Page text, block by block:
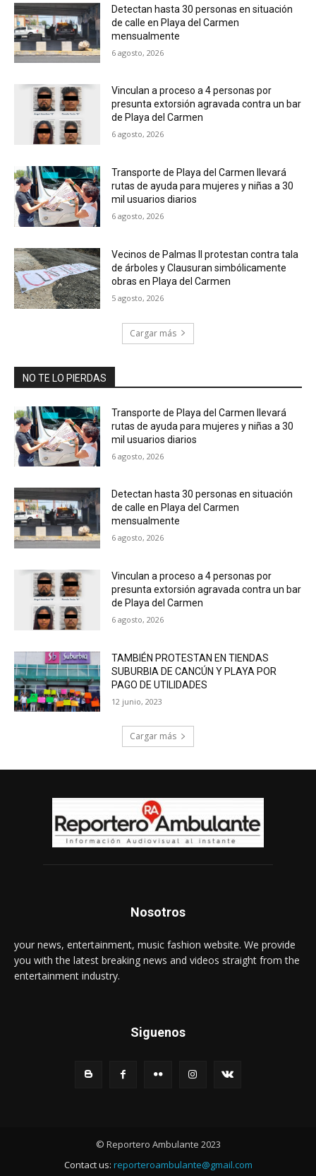
Detectan hasta 30 personas en situación
de calle en Playa del Carmen
mensualmente
6 agosto, 2026
Vinculan a proceso a 4 personas por
presunta extorsión agravada contra un bar
de Playa del Carmen
6 agosto, 2026
Transporte de Playa del Carmen llevará
rutas de ayuda para mujeres y niñas a 30
mil usuarios diarios
6 agosto, 2026
Vecinos de Palmas II protestan contra tala
de árboles y Clausuran simbólicamente
obras en Playa del Carmen
5 agosto, 2026
Cargar más
NO TE LO PIERDAS
Transporte de Playa del Carmen llevará
rutas de ayuda para mujeres y niñas a 30
mil usuarios diarios
6 agosto, 2026
Detectan hasta 30 personas en situación
de calle en Playa del Carmen
mensualmente
6 agosto, 2026
Vinculan a proceso a 4 personas por
presunta extorsión agravada contra un bar
de Playa del Carmen
6 agosto, 2026
TAMBIÉN PROTESTAN EN TIENDAS
SUBURBIA DE CANCÚN Y PLAYA POR
PAGO DE UTILIDADES
12 junio, 2023
Cargar más
Nosotros
your news, entertainment, music fashion website. We provide
you with the latest breaking news and videos straight from the
entertainment industry.
Siguenos
© Reportero Ambulante 2023
Contact us: reporteroambulante@gmail.com